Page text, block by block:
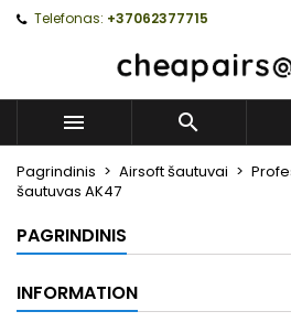
Telefonas: +37062377715
 
Pagrindinis Airsoft šautuvai
šautuvas AK47
PAGRINDINIS
INFORMATION